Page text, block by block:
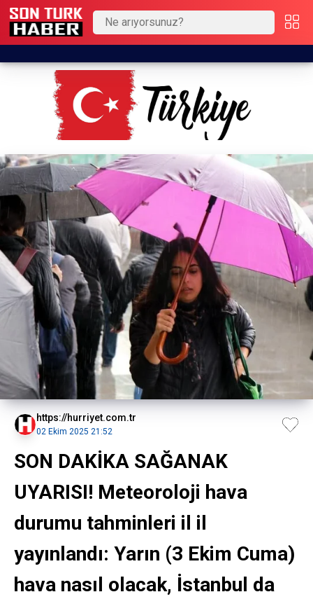
https://hurriyet.com.tr
02 Ekim 2025 21:52
SON DAKİKA SAĞANAK
UYARISI! Meteoroloji hava
durumu tahminleri il il
yayınlandı: Yarın (3 Ekim Cuma)
hava nasıl olacak, İstanbul da